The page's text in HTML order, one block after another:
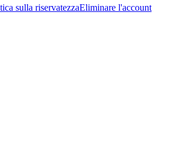
sulla riservatezzaEliminare l'account